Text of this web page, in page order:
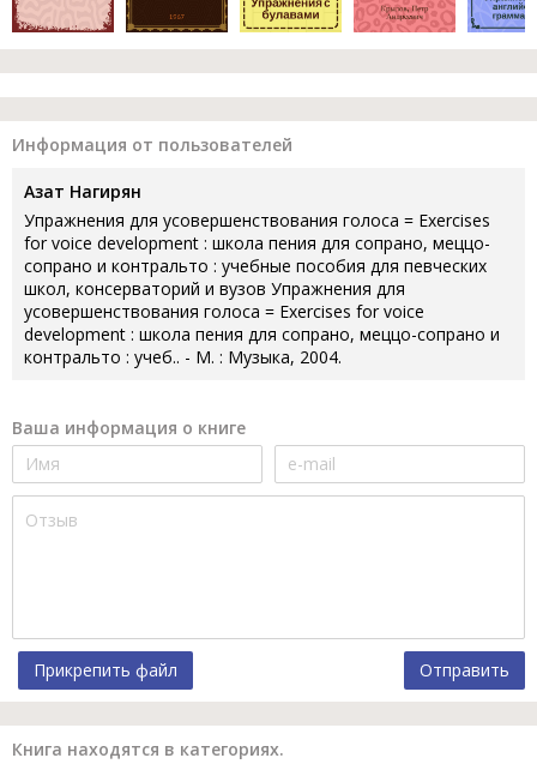
Информация от пользователей
Азат Нагирян
Упражнения для усовершенствования голоса = Exercises
for voice development : школа пения для сопрано, меццо-
сопрано и контральто : учебные пособия для певческих
школ, консерваторий и вузов Упражнения для
усовершенствования голоса = Exercises for voice
development : школа пения для сопрано, меццо-сопрано и
контральто : учеб.. - М. : Музыка, 2004.
Ваша информация о книге
Прикрепить файл Отправить
Книга находятся в категориях.